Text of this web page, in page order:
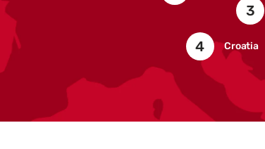
3
4 Croatia